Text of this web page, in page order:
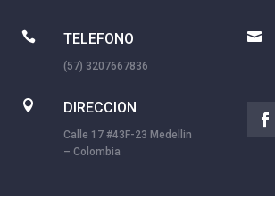
 TELEFONO
(57) 3207667836
 DIRECCION
Calle 17 #43F-23 Medellin
– Colombia
